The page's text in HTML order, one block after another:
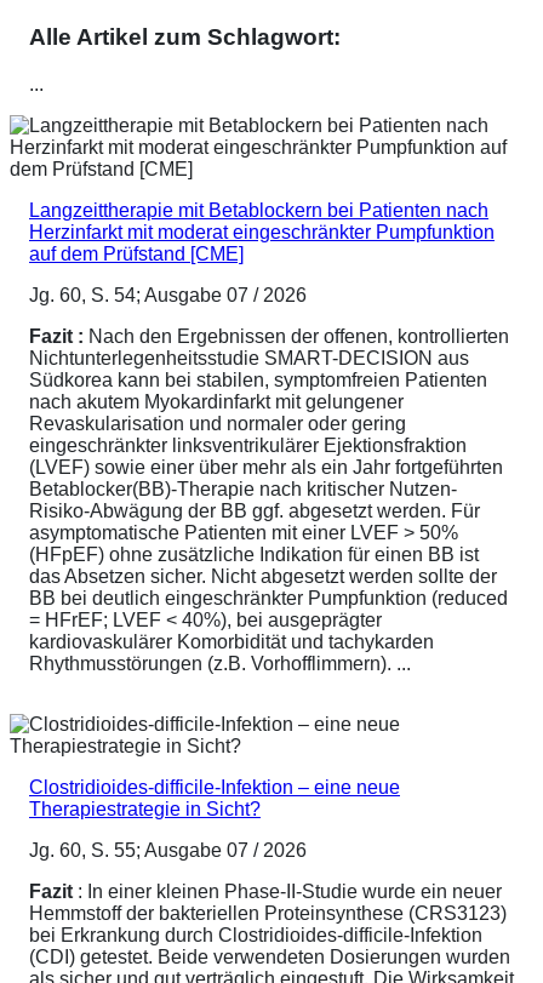
Alle Artikel zum Schlagwort:
...
Langzeittherapie mit Betablockern bei Patienten nach
Herzinfarkt mit moderat eingeschränkter Pumpfunktion
auf dem Prüfstand [CME]
Jg. 60, S. 54; Ausgabe 07 / 2026
Fazit : Nach den Ergebnissen der offenen, kontrollierten
Nichtunterlegenheitsstudie SMART-DECISION aus
Südkorea kann bei stabilen, symptomfreien Patienten
nach akutem Myokardinfarkt mit gelungener
Revaskularisation und normaler oder gering
eingeschränkter linksventrikulärer Ejektionsfraktion
(LVEF) sowie einer über mehr als ein Jahr fortgeführten
Betablocker(BB)-Therapie nach kritischer Nutzen-
Risiko-Abwägung der BB ggf. abgesetzt werden. Für
asymptomatische Patienten mit einer LVEF > 50%
(HFpEF) ohne zusätzliche Indikation für einen BB ist
das Absetzen sicher. Nicht abgesetzt werden sollte der
BB bei deutlich eingeschränkter Pumpfunktion (reduced
= HFrEF; LVEF < 40%), bei ausgeprägter
kardiovaskulärer Komorbidität und tachykarden
Rhythmusstörungen (z.B. Vorhofflimmern). ...
Clostridioides-difficile-Infektion – eine neue
Therapiestrategie in Sicht?
Jg. 60, S. 55; Ausgabe 07 / 2026
Fazit : In einer kleinen Phase-II-Studie wurde ein neuer
Hemmstoff der bakteriellen Proteinsynthese (CRS3123)
bei Erkrankung durch Clostridioides-difficile-Infektion
(CDI) getestet. Beide verwendeten Dosierungen wurden
als sicher und gut verträglich eingestuft. Die Wirksamkeit